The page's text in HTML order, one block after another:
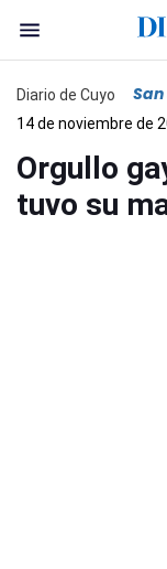
Diario de Cuyo
14 de noviembre de
Orgullo
tuvo su